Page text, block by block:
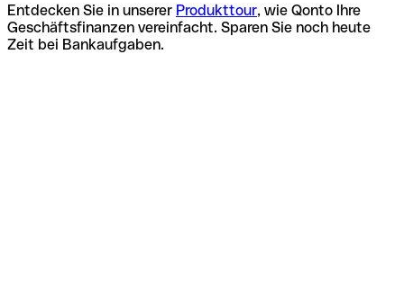
Entdecken Sie in unserer Produkttour, wie Qonto Ihre
Geschäftsfinanzen vereinfacht. Sparen Sie noch heute
Zeit bei Bankaufgaben.